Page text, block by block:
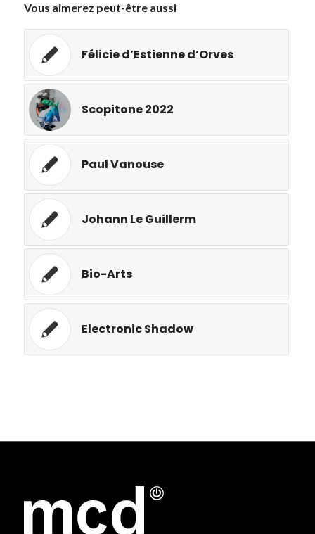
Vous aimerez peut-être aussi
Félicie d’Estienne d’Orves
Scopitone 2022
Paul Vanouse
Johann Le Guillerm
Bio-Arts
Electronic Shadow